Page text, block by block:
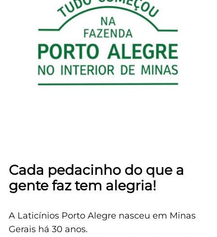
Cada pedacinho do que a
gente faz tem alegria!
A Laticínios Porto Alegre nasceu em Minas
Gerais há 30 anos.